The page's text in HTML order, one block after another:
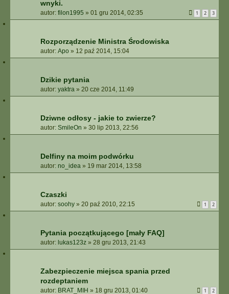
wnyki.
autor: filon1995 » 01 gru 2014, 02:35 1 2 3
Rozporządzenie Ministra Środowiska
autor: Apo » 12 paź 2014, 15:04
Dzikie pytania
autor: yaktra » 20 cze 2014, 11:49
Dziwne odłosy - jakie to zwierze?
autor: SmileOn » 30 lip 2013, 22:56
Delfiny na moim podwórku
autor: no_idea » 19 mar 2014, 13:58
Czaszki
autor: soohy » 20 paź 2010, 22:15 1 2
Pytania początkującego [mały FAQ]
autor: lukas123z » 28 gru 2013, 21:43
Zabezpieczenie miejsca spania przed
rozdeptaniem
autor: BRAT_MIH » 18 gru 2013, 01:40 1 2